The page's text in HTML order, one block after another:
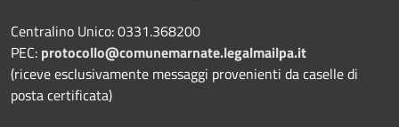
Centralino Unico: 0331.368200
PEC: protocollo@comunemarnate.legalmailpa.it
(riceve esclusivamente messaggi provenienti da caselle di
posta certificata)